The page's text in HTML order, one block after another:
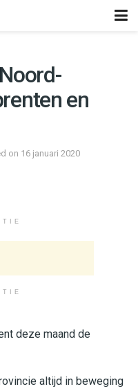
en
on 16 januari 2020
deze maand de
altijd in beweging